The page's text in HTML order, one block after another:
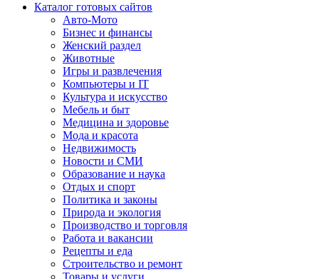
Каталог готовых сайтов
Авто-Мото
Бизнес и финансы
Женский раздел
Животные
Игры и развлечения
Компьютеры и IT
Культура и искусство
Мебель и быт
Медицина и здоровье
Мода и красота
Недвижимость
Новости и СМИ
Образование и наука
Отдых и спорт
Политика и законы
Природа и экология
Производство и торговля
Работа и вакансии
Рецепты и еда
Строительство и ремонт
Товары и услуги